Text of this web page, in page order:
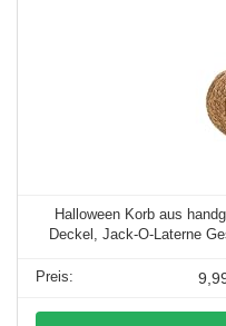
Halloween Korb aus
Deckel, Jack-O-Laterne